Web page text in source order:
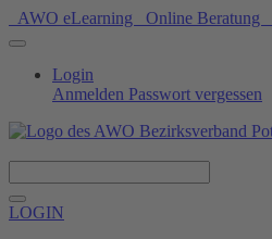
AWO eLearning Online Beratung
Login
Anmelden Passwort vergessen
LOGIN